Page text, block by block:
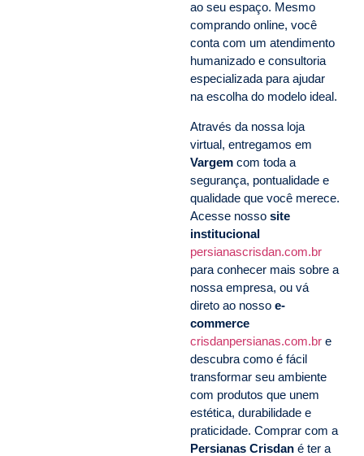
ao seu espaço. Mesmo
comprando online, você
conta com um atendimento
humanizado e consultoria
especializada para ajudar
na escolha do modelo ideal.
Através da nossa loja
virtual, entregamos em
Vargem com toda a
segurança, pontualidade e
qualidade que você merece.
Acesse nosso site
institucional
persianascrisdan.com.br
para conhecer mais sobre a
nossa empresa, ou vá
direto ao nosso e-
commerce
crisdanpersianas.com.br e
descubra como é fácil
transformar seu ambiente
com produtos que unem
estética, durabilidade e
praticidade. Comprar com a
Persianas Crisdan é ter a